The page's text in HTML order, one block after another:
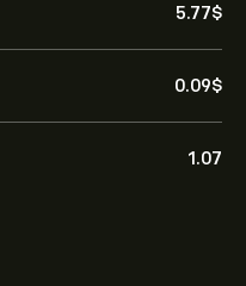
5.77‎$‎
0.09‎$‎
1.07